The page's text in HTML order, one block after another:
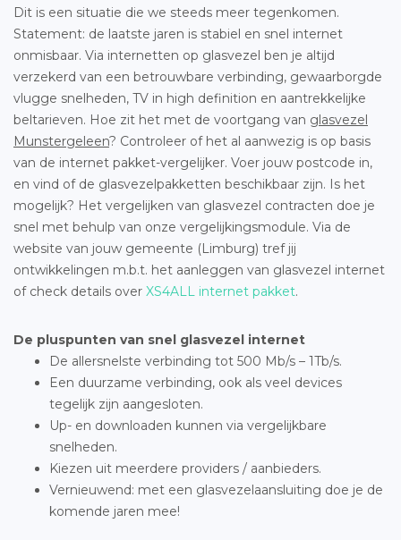
Dit is een situatie die we steeds meer tegenkomen.
Statement: de laatste jaren is stabiel en snel internet
onmisbaar. Via internetten op glasvezel ben je altijd
verzekerd van een betrouwbare verbinding, gewaarborgde
vlugge snelheden, TV in high definition en aantrekkelijke
beltarieven. Hoe zit het met de voortgang van glasvezel
Munstergeleen? Controleer of het al aanwezig is op basis
van de internet pakket-vergelijker. Voer jouw postcode in,
en vind of de glasvezelpakketten beschikbaar zijn. Is het
mogelijk? Het vergelijken van glasvezel contracten doe je
snel met behulp van onze vergelijkingsmodule. Via de
website van jouw gemeente (Limburg) tref jij
ontwikkelingen m.b.t. het aanleggen van glasvezel internet
of check details over XS4ALL internet pakket.
De pluspunten van snel glasvezel internet
De allersnelste verbinding tot 500 Mb/s – 1Tb/s.
Een duurzame verbinding, ook als veel devices
tegelijk zijn aangesloten.
Up- en downloaden kunnen via vergelijkbare
snelheden.
Kiezen uit meerdere providers / aanbieders.
Vernieuwend: met een glasvezelaansluiting doe je de
komende jaren mee!